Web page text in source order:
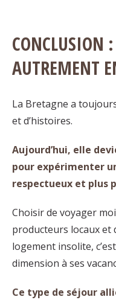
CONCLUSION
AUTREMENT
La Bretagne a
et d’histoires.
Aujourd’hui, elle
pour expérimenter
respectueux et plus
Choisir de voyager
producteurs locaux et
logement insolite,
dimension à ses
Ce type de séjour